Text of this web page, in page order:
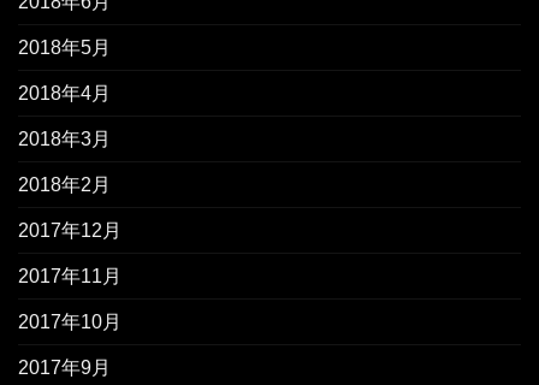
2018年5月
2018年4月
2018年3月
2018年2月
2017年12月
2017年11月
2017年10月
2017年9月